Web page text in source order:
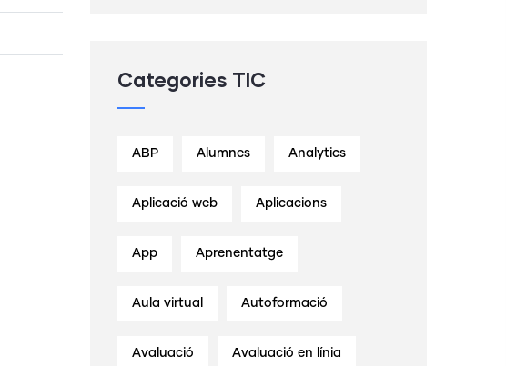
Categories TIC
ABP Alumnes Analytics
Aplicació web Aplicacions
App Aprenentatge
Aula virtual Autoformació
Avaluació Avaluació en línia